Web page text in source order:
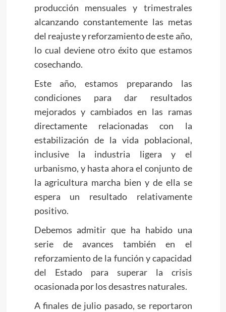
producción mensuales y trimestrales
alcanzando constantemente las metas
del reajuste y reforzamiento de este año,
lo cual deviene otro éxito que estamos
cosechando.
Este año, estamos preparando las
condiciones para dar resultados
mejorados y cambiados en las ramas
directamente relacionadas con la
estabilización de la vida poblacional,
inclusive la industria ligera y el
urbanismo, y hasta ahora el conjunto de
la agricultura marcha bien y de ella se
espera un resultado relativamente
positivo.
Debemos admitir que ha habido una
serie de avances también en el
reforzamiento de la función y capacidad
del Estado para superar la crisis
ocasionada por los desastres naturales.
A finales de julio pasado, se reportaron